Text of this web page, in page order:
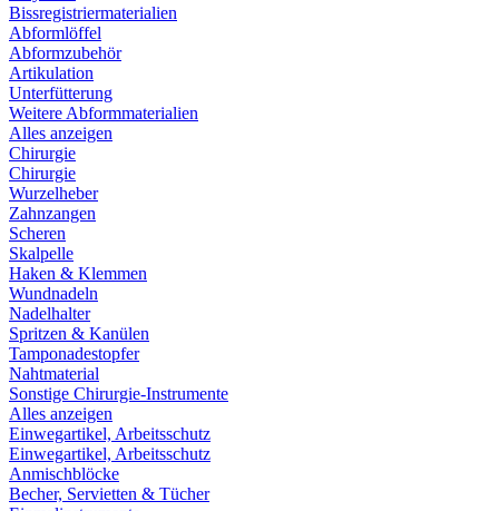
Bissregistriermaterialien
Abformlöffel
Abformzubehör
Artikulation
Unterfütterung
Weitere Abformmaterialien
Alles anzeigen
Chirurgie
Chirurgie
Wurzelheber
Zahnzangen
Scheren
Skalpelle
Haken & Klemmen
Wundnadeln
Nadelhalter
Spritzen & Kanülen
Tamponadestopfer
Nahtmaterial
Sonstige Chirurgie-Instrumente
Alles anzeigen
Einwegartikel, Arbeitsschutz
Einwegartikel, Arbeitsschutz
Anmischblöcke
Becher, Servietten & Tücher